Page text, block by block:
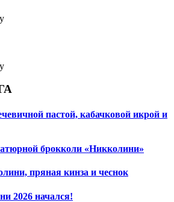
пастой, кабачковой икрой и
брокколи «Никколини»
пряная кинза и чеснок
2026 начался!